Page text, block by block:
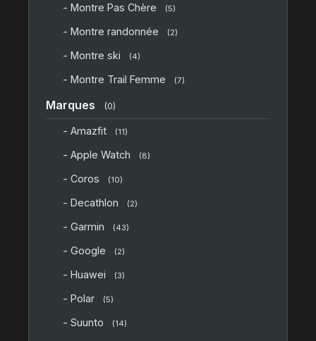
- Montre Pas Chère (5)
- Montre randonnée (2)
- Montre ski (4)
- Montre Trail Femme (7)
Marques (0)
- Amazfit (11)
- Apple Watch (8)
- Coros (10)
- Decathlon (2)
- Garmin (43)
- Google (2)
- Huawei (3)
- Polar (5)
- Suunto (14)